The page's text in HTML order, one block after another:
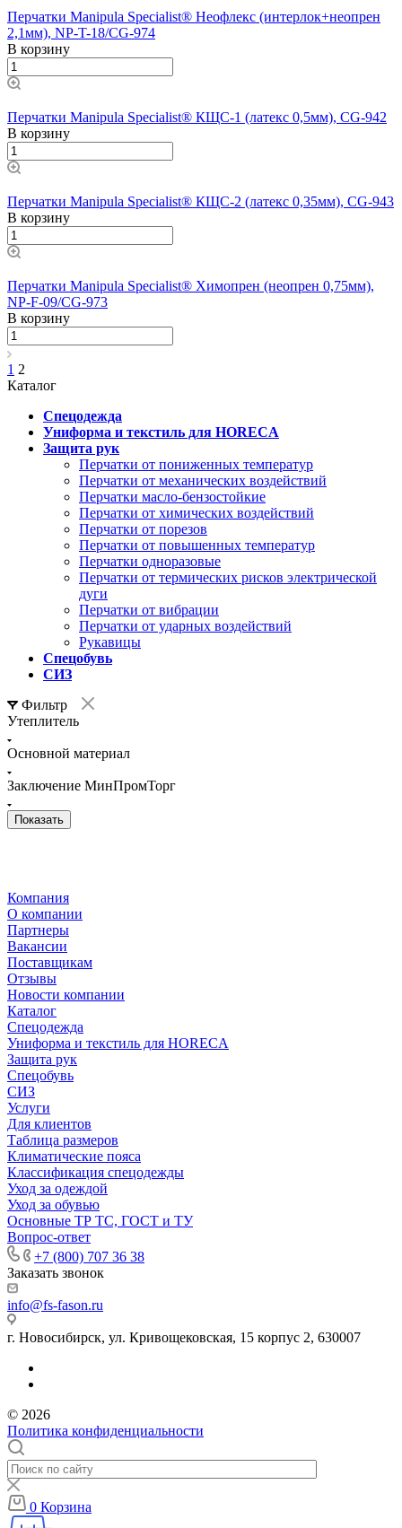
Перчатки Manipula Specialist® Неофлекс (интерлок+неопрен
2,1мм), NP-T-18/CG-974
В корзину
Перчатки Manipula Specialist® КЩС-1 (латекс 0,5мм), CG-942
В корзину
Перчатки Manipula Specialist® КЩС-2 (латекс 0,35мм), CG-943
В корзину
Перчатки Manipula Specialist® Химопрен (неопрен 0,75мм),
NP-F-09/CG-973
В корзину
1 2
Каталог
Спецодежда
Униформа и текстиль для HORECA
Защита рук
Перчатки от пониженных температур
Перчатки от механических воздействий
Перчатки масло-бензостойкие
Перчатки от химических воздействий
Перчатки от порезов
Перчатки от повышенных температур
Перчатки одноразовые
Перчатки от термических рисков электрической
дуги
Перчатки от вибрации
Перчатки от ударных воздействий
Рукавицы
Спецобувь
СИЗ
Фильтр
Утеплитель
Основной материал
Заключение МинПромТорг
Компания
О компании
Партнеры
Вакансии
Поставщикам
Отзывы
Новости компании
Каталог
Спецодежда
Униформа и текстиль для HORECA
Защита рук
Спецобувь
СИЗ
Услуги
Для клиентов
Таблица размеров
Климатические пояса
Классификация спецодежды
Уход за одеждой
Уход за обувью
Основные ТР ТС, ГОСТ и ТУ
Вопрос-ответ
+7 (800) 707 36 38
Заказать звонок
info@fs-fason.ru
г. Новосибирск, ул. Кривощековская, 15 корпус 2, 630007
© 2026
Политика конфиденциальности
0 Корзина